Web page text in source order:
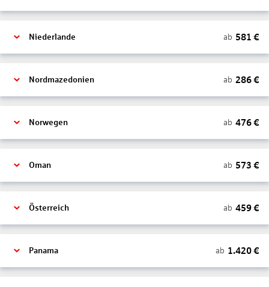
Niederlande ab 581 €
Nordmazedonien ab 286€
Norwegen ab 476€
Oman ab 573 €
Österreich ab 459€
Panama ab 1.420€